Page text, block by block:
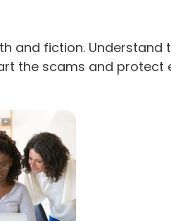
and fiction.
the scams and protect